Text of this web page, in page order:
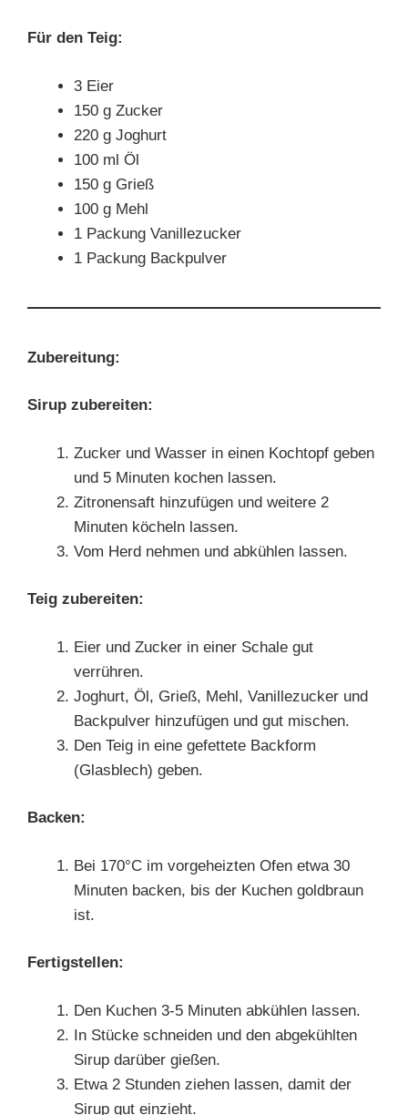
Für den Teig:
3 Eier
150 g Zucker
220 g Joghurt
100 ml Öl
150 g Grieß
100 g Mehl
1 Packung Vanillezucker
1 Packung Backpulver
Zubereitung:
Sirup zubereiten:
Zucker und Wasser in einen Kochtopf geben
und 5 Minuten kochen lassen.
Zitronensaft hinzufügen und weitere 2
Minuten köcheln lassen.
Vom Herd nehmen und abkühlen lassen.
Teig zubereiten:
Eier und Zucker in einer Schale gut
verrühren.
Joghurt, Öl, Grieß, Mehl, Vanillezucker und
Backpulver hinzufügen und gut mischen.
Den Teig in eine gefettete Backform
(Glasblech) geben.
Backen:
Bei 170°C im vorgeheizten Ofen etwa 30
Minuten backen, bis der Kuchen goldbraun
ist.
Fertigstellen:
Den Kuchen 3-5 Minuten abkühlen lassen.
In Stücke schneiden und den abgekühlten
Sirup darüber gießen.
Etwa 2 Stunden ziehen lassen, damit der
Sirup gut einzieht.